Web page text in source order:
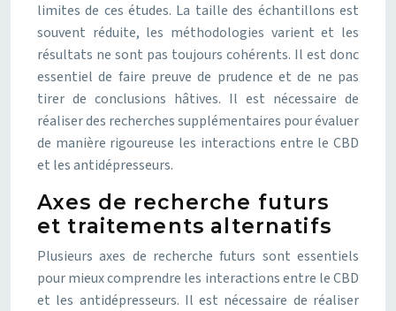
limites de ces études. La taille des échantillons est
souvent réduite, les méthodologies varient et les
résultats ne sont pas toujours cohérents. Il est donc
essentiel de faire preuve de prudence et de ne pas
tirer de conclusions hâtives. Il est nécessaire de
réaliser des recherches supplémentaires pour évaluer
de manière rigoureuse les interactions entre le CBD
et les antidépresseurs.
Axes de recherche futurs
et traitements alternatifs
Plusieurs axes de recherche futurs sont essentiels
pour mieux comprendre les interactions entre le CBD
et les antidépresseurs. Il est nécessaire de réaliser